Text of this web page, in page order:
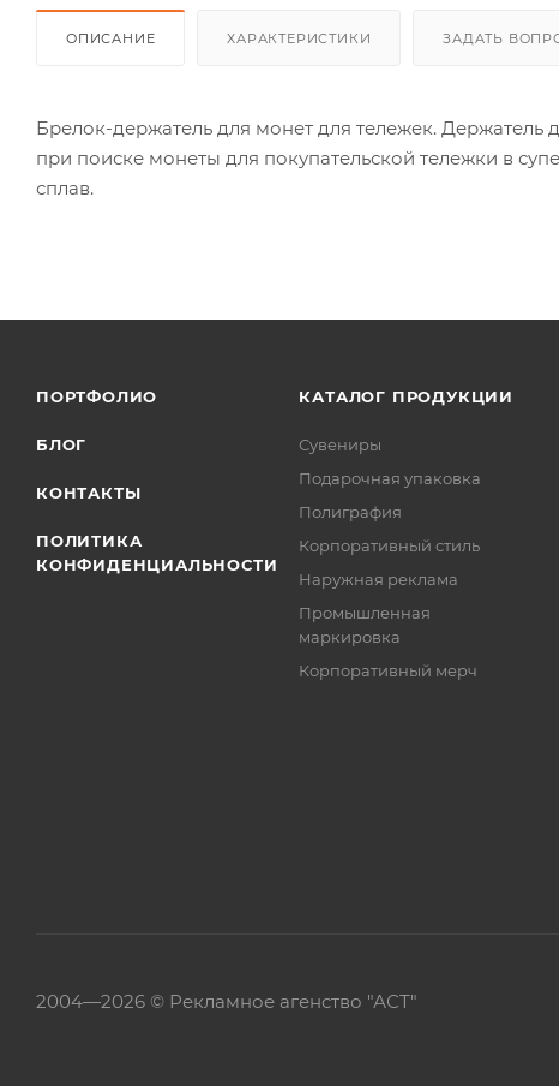
ОПИСАНИЕ ХАРАКТЕРИСТИКИ ЗАДАТЬ
Брелок-держатель для монет для тележек.
при поиске монеты для покупательской тележки в
сплав.
ПОРТФОЛИО
БЛОГ
КОНТАКТЫ
ПОЛИТИКА
КОНФИДЕНЦИАЛЬНОСТИ
КАТАЛОГ ПРОДУКЦИИ
Сувениры
Подарочная упаковка
Полиграфия
Корпоративный стиль
Наружная реклама
Промышленная
маркировка
Корпоративный мерч
2004—2026 © Рекламное агенство "АСТ"